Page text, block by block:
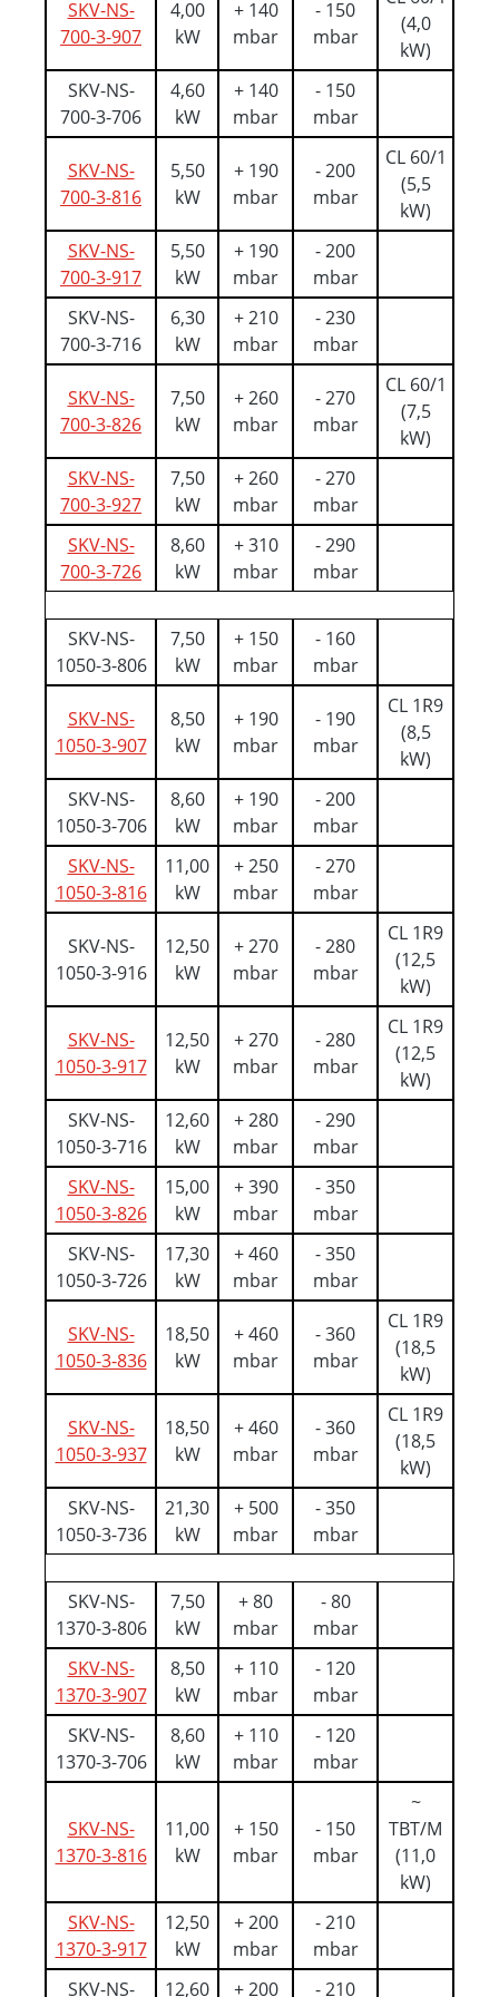
SKV-NS-
700-3-907
4,00
kW
+ 140
mbar
- 150
mbar
(4,0
kW)
SKV-NS-
700-3-706
4,60
kW
+ 140
mbar
- 150
mbar
SKV-NS-
700-3-816
5,50
kW
+ 190
mbar
- 200
mbar
CL 60/1
(5,5
kW)
SKV-NS-
700-3-917
5,50
kW
+ 190
mbar
- 200
mbar
SKV-NS-
700-3-716
6,30
kW
+ 210
mbar
- 230
mbar
SKV-NS-
700-3-826
7,50
kW
+ 260
mbar
- 270
mbar
CL 60/1
(7,5
kW)
SKV-NS-
700-3-927
7,50
kW
+ 260
mbar
- 270
mbar
SKV-NS-
700-3-726
8,60
kW
+ 310
mbar
- 290
mbar
SKV-NS-
1050-3-806
7,50
kW
+ 150
mbar
- 160
mbar
SKV-NS-
1050-3-907
8,50
kW
+ 190
mbar
- 190
mbar
CL 1R9
(8,5
kW)
SKV-NS-
1050-3-706
8,60
kW
+ 190
mbar
- 200
mbar
SKV-NS-
1050-3-816
11,00
kW
+ 250
mbar
- 270
mbar
SKV-NS-
1050-3-916
12,50
kW
+ 270
mbar
- 280
mbar
CL 1R9
(12,5
kW)
SKV-NS-
1050-3-917
12,50
kW
+ 270
mbar
- 280
mbar
CL 1R9
(12,5
kW)
SKV-NS-
1050-3-716
12,60
kW
+ 280
mbar
- 290
mbar
SKV-NS-
1050-3-826
15,00
kW
+ 390
mbar
- 350
mbar
SKV-NS-
1050-3-726
17,30
kW
+ 460
mbar
- 350
mbar
SKV-NS-
1050-3-836
18,50
kW
+ 460
mbar
- 360
mbar
CL 1R9
(18,5
kW)
SKV-NS-
1050-3-937
18,50
kW
+ 460
mbar
- 360
mbar
CL 1R9
(18,5
kW)
SKV-NS-
1050-3-736
21,30
kW
+ 500
mbar
- 350
mbar
SKV-NS-
1370-3-806
7,50
kW
+ 80
mbar
- 80
mbar
SKV-NS-
1370-3-907
8,50
kW
+ 110
mbar
- 120
mbar
SKV-NS-
1370-3-706
8,60
kW
+ 110
mbar
- 120
mbar
SKV-NS-
1370-3-816
11,00
kW
+ 150
mbar
- 150
mbar
~
TBT/M
(11,0
kW)
SKV-NS-
1370-3-917
12,50
kW
+ 200
mbar
- 210
mbar
SKV-NS-
12,60 + 200 - 210